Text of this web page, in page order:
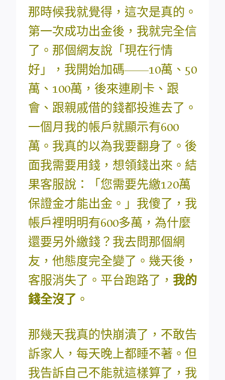
那時候我就覺得，這次是真的。
第一次成功出金後，我就完全信
了。那個網友說「現在行情
好」，我開始加碼——10萬、50
萬、100萬，後來連刷卡、跟
會、跟親戚借的錢都投進去了。
一個月我的帳戶就顯示有600
萬。我真的以為我要翻身了。後
面我需要用錢，想領錢出來。結
果客服說：「您需要先繳120萬
保證金才能出金。」我傻了，我
帳戶裡明明有600多萬，為什麼
還要另外繳錢？我去問那個網
友，他態度完全變了。幾天後，
客服消失了。平台跑路了， 我的
錢全沒了 。
那幾天我真的快崩潰了，不敢告
訴家人，每天晚上都睡不著。但
我告訴自己不能就這樣算了，我